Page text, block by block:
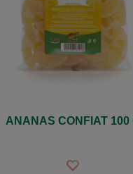
ANANAS CONFIAT 100